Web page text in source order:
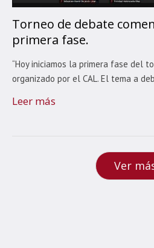
Torneo de debate
primera fase.
“Hoy iniciamos la primera fase del
organizado por el CAL. El tema a
Leer más
Ver